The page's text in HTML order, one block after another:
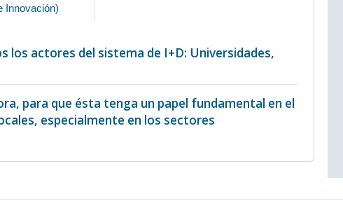
Innovación)
los actores del sistema de I+D: Universidades,
para que ésta tenga un papel fundamental en el
especialmente en los sectores